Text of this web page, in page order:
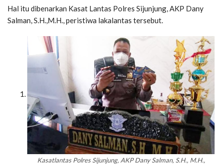
Hal itu dibenarkan Kasat Lantas Polres Sijunjung, AKP Dany
Salman, S.H.,M.H., peristiwa lakalantas tersebut.
Kasatlantas Polres Sijunjung, AKP Dany Salman, S.H., M.H.,